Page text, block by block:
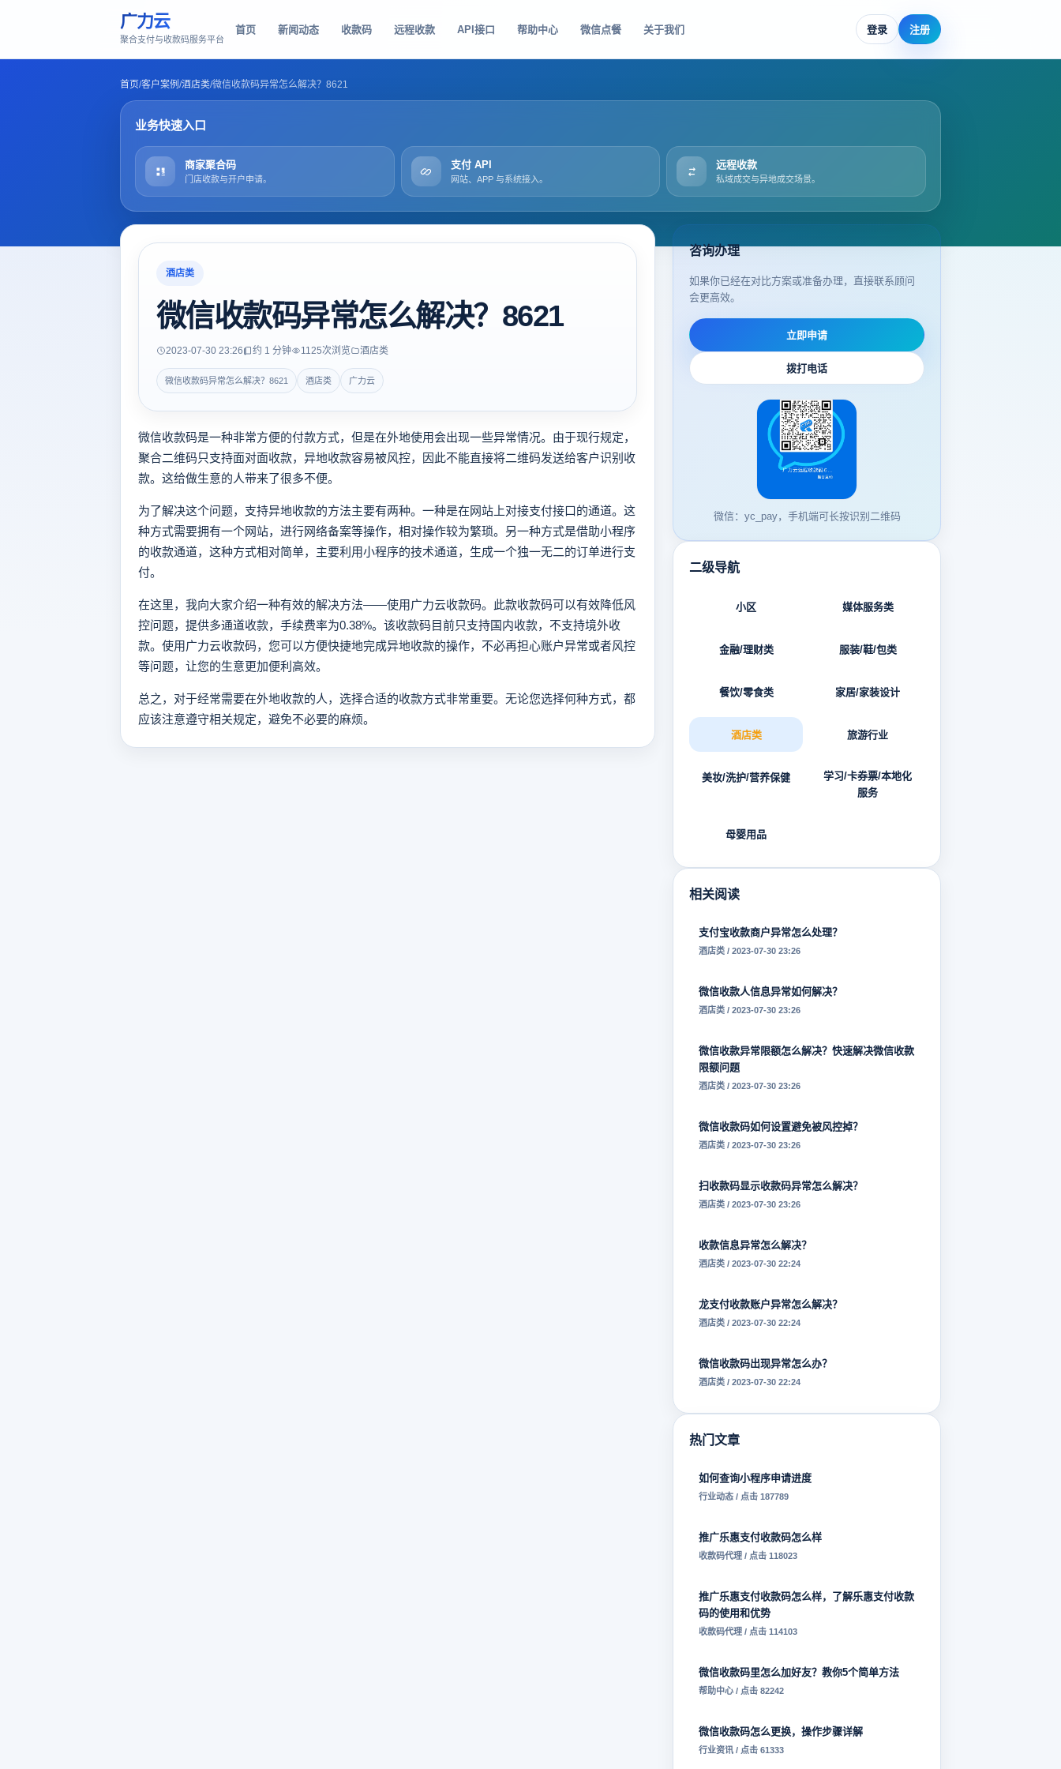
广力云
聚合支付与收款码服务平台
首页 新闻动态 收款码 远程收款 API接口 帮助中心 微信点餐 关于我们 登录 注册
首页/客户案例 /酒店类/微信收款码异常怎么解决？8621
业务快速入口
商家聚合码
门店收款与开户申请。
支付 API
网站、APP 与系统接入。
远程收款
私域成交与异地成交场景。
酒店类
微信收款码异常怎么解决？8621
2023-07-30 23:26 约 1 分钟 1125次浏览 酒店类
微信收款码异常怎么解决？8621 酒店类 广力云
微信收款码是一种非常方便的付款方式，但是在外地使用会出现一些异常情况。由于现行规定，
聚合二维码只支持面对面收款，异地收款容易被风控，因此不能直接将二维码发送给客户识别收
款。这给做生意的人带来了很多不便。
为了解决这个问题，支持异地收款的方法主要有两种。一种是在网站上对接支付接口的通道。这
种方式需要拥有一个网站，进行网络备案等操作，相对操作较为繁琐。另一种方式是借助小程序
的收款通道，这种方式相对简单，主要利用小程序的技术通道，生成一个独一无二的订单进行支
付。
在这里，我向大家介绍一种有效的解决方法——使用广力云收款码。此款收款码可以有效降低风
控问题，提供多通道收款，手续费率为0.38%。该收款码目前只支持国内收款，不支持境外收
款。使用广力云收款码，您可以方便快捷地完成异地收款的操作，不必再担心账户异常或者风控
等问题，让您的生意更加便利高效。
总之，对于经常需要在外地收款的人，选择合适的收款方式非常重要。无论您选择何种方式，都
应该注意遵守相关规定，避免不必要的麻烦。
咨询办理
如果你已经在对比方案或准备办理，直接联系顾问
会更高效。
立即申请
拨打电话
微信：yc_pay，手机端可长按识别二维码
二级导航
小区 媒体服务类
金融/理财类 服装/鞋/包类
餐饮/零食类 家居/家装设计
酒店类 旅游行业
美妆/洗护/营养保健
学习/卡券票/本地化
服务
母婴用品
相关阅读
支付宝收款商户异常怎么处理？
酒店类 / 2023-07-30 23:26
微信收款人信息异常如何解决？
酒店类 / 2023-07-30 23:26
微信收款异常限额怎么解决？快速解决微信收款
限额问题
酒店类 / 2023-07-30 23:26
微信收款码如何设置避免被风控掉？
酒店类 / 2023-07-30 23:26
扫收款码显示收款码异常怎么解决？
酒店类 / 2023-07-30 23:26
收款信息异常怎么解决？
酒店类 / 2023-07-30 22:24
龙支付收款账户异常怎么解决？
酒店类 / 2023-07-30 22:24
微信收款码出现异常怎么办？
酒店类 / 2023-07-30 22:24
热门文章
如何查询小程序申请进度
行业动态 / 点击 187789
推广乐惠支付收款码怎么样
收款码代理 / 点击 118023
推广乐惠支付收款码怎么样，了解乐惠支付收款
码的使用和优势
收款码代理 / 点击 114103
微信收款码里怎么加好友？教你5个简单方法
帮助中心 / 点击 82242
微信收款码怎么更换，操作步骤详解
行业资讯 / 点击 61333